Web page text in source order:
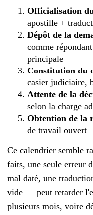
Officialisation
apostille +
Dépôt de la
comme
principale
Constitution du
casier judiciaire,
Attente de la
selon la charge
Obtention de la
de travail ouvert
Ce calendrier semble
faits, une seule erreur
mal daté, une
vide — peut retarder
plusieurs mois, voire